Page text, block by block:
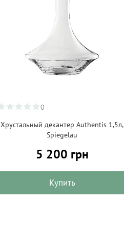
0
Хрустальный декантер Authentis 1,5л,
Spiegelau
5 200 грн
Купить